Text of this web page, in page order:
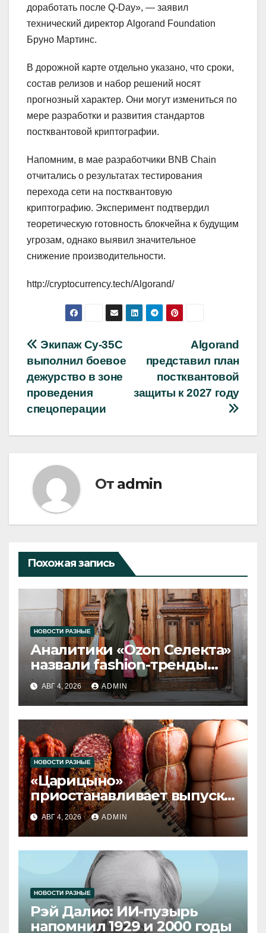
доработать после Q-Day», — заявил
технический директор Algorand Foundation
Бруно Мартинс.
В дорожной карте отдельно указано, что сроки,
состав релизов и набор решений носят
прогнозный характер. Они могут измениться по
мере разработки и развития стандартов
постквантовой криптографии.
Напомним, в мае разработчики BNB Chain
отчитались о результатах тестирования
перехода сети на постквантовую
криптографию. Эксперимент подтвердил
теоретическую готовность блокчейна к будущим
угрозам, однако выявил значительное
снижение производительности.
http://cryptocurrency.tech/Algorand/
Навигация
по
записям
Algorand
представил план
постквантовой
защиты к 2027 году
Экипаж Су-35С
выполнил боевое
дежурство в зоне
проведения
спецоперации
От admin
Похожая запись
НОВОСТИ РАЗНЫЕ
Аналитики «Ozon Селекта»
назвали fashion-тренды
2026 года
АВГ 4, 2026 ADMIN
НОВОСТИ РАЗНЫЕ
«Царицыно»
приостанавливает выпуск
продукции
АВГ 4, 2026 ADMIN
НОВОСТИ РАЗНЫЕ
Рэй Далио: ИИ-пузырь
напомнил 1929 и 2000 годы